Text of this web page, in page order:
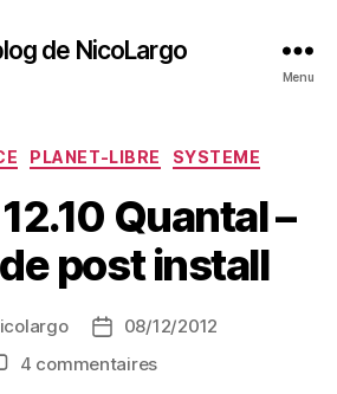
de NicoLargo
Menu
Catégories
PLANET-LIBRE SYSTEME
Quantal –
post install
Date08/12/2012
4 commentairessur